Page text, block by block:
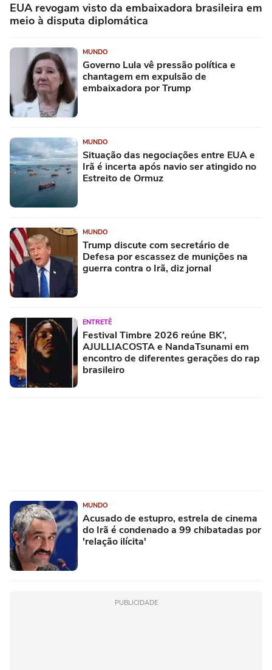
EUA revogam visto da embaixadora brasileira em
meio à disputa diplomática
MUNDO
Governo Lula vê pressão política e
chantagem em expulsão de
embaixadora por Trump
MUNDO
Situação das negociações entre EUA e
Irã é incerta após navio ser atingido no
Estreito de Ormuz
MUNDO
Trump discute com secretário de
Defesa por escassez de munições na
guerra contra o Irã, diz jornal
ENTRETÊ
Festival Timbre 2026 reúne BK’,
AJULLIACOSTA e NandaTsunami em
encontro de diferentes gerações do rap
brasileiro
MUNDO
Acusado de estupro, estrela de cinema
do Irã é condenado a 99 chibatadas por
'relação ilícita'
PUBLICIDADE